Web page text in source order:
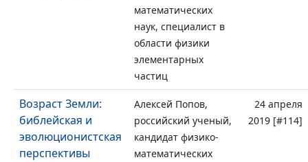
математических
наук, специалист в
области физики
элементарных
частиц
Возраст Земли:
библейская и
эволюционистская
перспективы
Алексей Попов,
российский ученый,
кандидат физико-
математических
24 апреля
2019 [#114]